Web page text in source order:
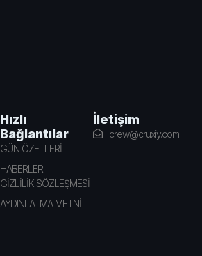
Hızlı
Bağlantılar
GÜN ÖZETLERİ
HABERLER
GİZLİLİK SÖZLEŞMESİ
AYDINLATMA METNİ
İletişim
crew@cruxiy.com